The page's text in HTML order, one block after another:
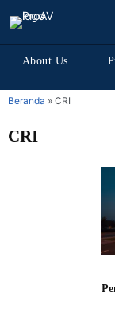
About Us
Beranda » CRI
CRI